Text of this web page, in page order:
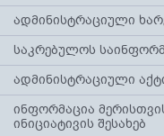
ადმინისტრაციული
საკრებულოს
ადმინისტრაციული
ინფორმაცია
ინიციატივის შესახებ